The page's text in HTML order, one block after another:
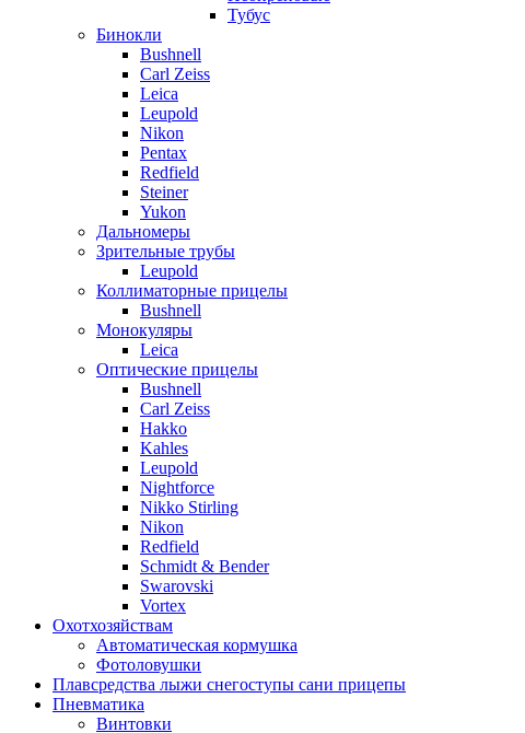
Тубус
Бинокли
Bushnell
Carl Zeiss
Leica
Leupold
Nikon
Pentax
Redfield
Steiner
Yukon
Дальномеры
Зрительные трубы
Leupold
Коллиматорные прицелы
Bushnell
Монокуляры
Leica
Оптические прицелы
Bushnell
Carl Zeiss
Hakko
Kahles
Leupold
Nightforce
Nikko Stirling
Nikon
Redfield
Schmidt & Bender
Swarovski
Vortex
Охотхозяйствам
Автоматическая кормушка
Фотоловушки
Плавсредства лыжи снегоступы сани прицепы
Пневматика
Винтовки